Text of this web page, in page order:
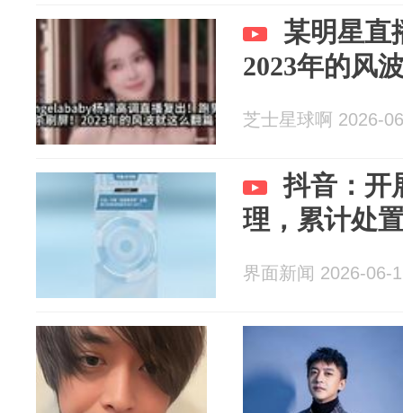
某明星直
2023年的风
芝士星球啊 2026-
抖音：开
理，累计处
界面新闻 2026-06-